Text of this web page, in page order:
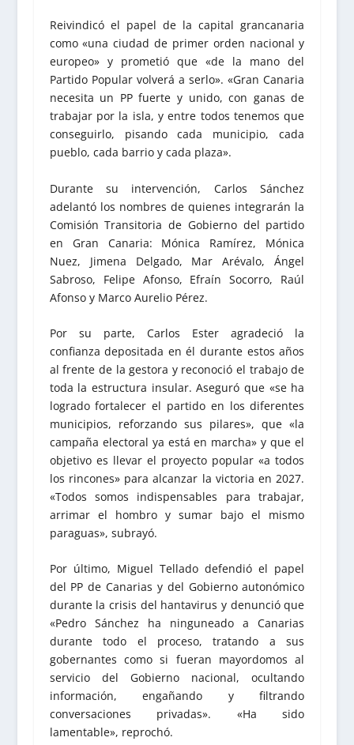
Reivindicó el papel de la capital grancanaria
como «una ciudad de primer orden nacional y
europeo» y prometió que «de la mano del
Partido Popular volverá a serlo». «Gran Canaria
necesita un PP fuerte y unido, con ganas de
trabajar por la isla, y entre todos tenemos que
conseguirlo, pisando cada municipio, cada
pueblo, cada barrio y cada plaza».
Durante su intervención, Carlos Sánchez
adelantó los nombres de quienes integrarán la
Comisión Transitoria de Gobierno del partido
en Gran Canaria: Mónica Ramírez, Mónica
Nuez, Jimena Delgado, Mar Arévalo, Ángel
Sabroso, Felipe Afonso, Efraín Socorro, Raúl
Afonso y Marco Aurelio Pérez.
Por su parte, Carlos Ester agradeció la
confianza depositada en él durante estos años
al frente de la gestora y reconoció el trabajo de
toda la estructura insular. Aseguró que «se ha
logrado fortalecer el partido en los diferentes
municipios, reforzando sus pilares», que «la
campaña electoral ya está en marcha» y que el
objetivo es llevar el proyecto popular «a todos
los rincones» para alcanzar la victoria en 2027.
«Todos somos indispensables para trabajar,
arrimar el hombro y sumar bajo el mismo
paraguas», subrayó.
Por último, Miguel Tellado defendió el papel
del PP de Canarias y del Gobierno autonómico
durante la crisis del hantavirus y denunció que
«Pedro Sánchez ha ninguneado a Canarias
durante todo el proceso, tratando a sus
gobernantes como si fueran mayordomos al
servicio del Gobierno nacional, ocultando
información, engañando y filtrando
conversaciones privadas». «Ha sido
lamentable», reprochó.